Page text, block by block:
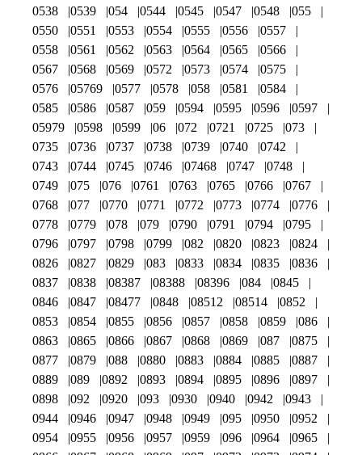
0538 0539 054 0544 0545 0547 0548
055
0550
0551 0553 0554 0555 0556
0557
0558
0561 0562 0563 0564 0565
0566
0567
0568 0569 0572 0573 0574
0575
0576
05769 0577 0578 058 0581
0584
0585
0586 0587 059 0594 0595 0596
0597
05979
0598 0599 06 072 0721 0725
073
0735
0736 0737 0738 0739 0740
0742
0743
0744 0745 0746 07468 0747
0748
0749
075 076 0761 0763 0765 0766
0767
0768
077 0770 0771 0772 0773 0774
0776
0778
0779 078 079 0790 0791 0794
0795
0796
0797 0798 0799 082 0820 0823
0824
0826
0827 0829 083 0833 0834 0835
0836
0837
0838 08387 08388 08396 084
0845
0846
0847 08477 0848 08512 08514
0852
0853
0854 0855 0856 0857 0858 0859
086
0863
0865 0866 0867 0868 0869 087
0875
0877
0879 088 0880 0883 0884 0885
0887
0889
089 0892 0893 0894 0895 0896
0897
0898
092 0920 093 0930 0940 0942
0943
0944
0946 0947 0948 0949 095 0950
0952
0954
0955 0956 0957 0959 096 0964
0965